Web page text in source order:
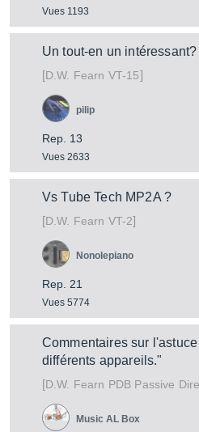
Vues 1193
Un tout-en un intéressant?
[D.W. Fearn VT-15]
Rep. 13
Vues 2633
pilip
Vs Tube Tech MP2A ?
[D.W. Fearn VT-2]
Rep. 21
Vues 5774
Nonolepiano
Commentaires sur
différents appareils."
[D.W. Fearn PDB Passive
Music AL Box